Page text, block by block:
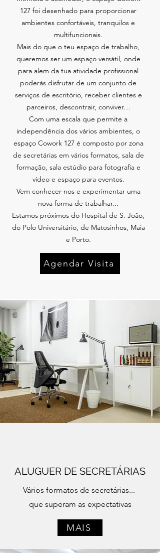
127 foi desenhado para proporcionar
ambientes confortáveis, tranquilos e
multifuncionais.
Mais do que o teu espaço de trabalho,
queremos ser um espaço versátil, onde
para alem da tua atividade profissional
poderás disfrutar de um conjunto de
serviços de escritório, receber clientes e
parceiros, descontrair, conviver…
Com uma escala que permite a
independência dos vários ambientes, o
espaço Cowork 127 é composto por zona
de secretárias em vários formatos, sala de
formação, sala estúdio para fotografia e
vídeo e espaço para eventos.
Vem conhecer-nos e experimentar uma
nova forma de trabalhar...
Estamos próximos do Hospital de S. João,
do Polo Universitário, de Matosinhos, Maia
e Porto.
Agendar Visita
ALUGUER DE SECRETÁRIAS
Vários formatos de secretárias...
que superam as expectativas
MAIS